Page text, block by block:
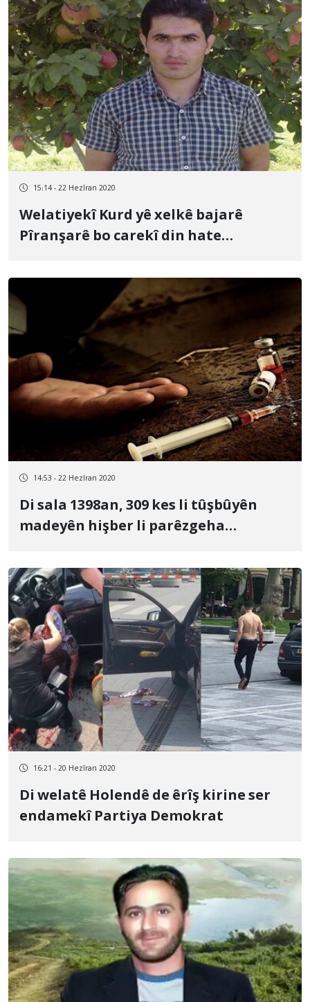
15:14 - 22 Hezîran 2020
Welatiyekî Kurd yê xelkê bajarê
Pîranşarê bo carekî din hate
14:53 - 22 Hezîran 2020
Di sala 1398an, 309 kes li tûşbûyên
madeyên hişber li parêzgeha
16:21 - 20 Hezîran 2020
Di welatê Holendê de êrîş kirine ser
endamekî Partiya Demokrat